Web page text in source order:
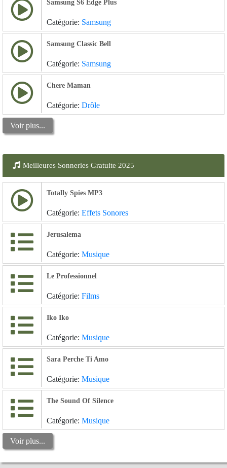
Samsung S6 Edge Plus
Catégorie: Samsung
Samsung Classic Bell
Catégorie: Samsung
Chere Maman
Catégorie: Drôle
Voir plus...
Meilleures Sonneries Gratuite 2025
Totally Spies MP3
Catégorie: Effets Sonores
Jerusalema
Catégorie: Musique
Le Professionnel
Catégorie: Films
Iko Iko
Catégorie: Musique
Sara Perche Ti Amo
Catégorie: Musique
The Sound Of Silence
Catégorie: Musique
Voir plus...